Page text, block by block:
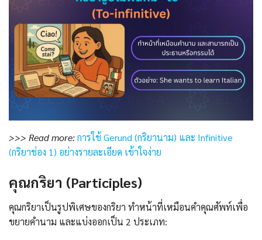
>>> Read more:การใช้ Gerund (กริยานาม) และ Infinitive
(กริยาช่อง 1) อย่างรายละเอียด เข้าใจง่าย
คุณกริยา (Participles)
คุณกริยาเป็นรูปพิเศษของกริยา ทำหน้าที่เหมือนคำคุณศัพท์เพื่อ
ขยายคำนาม และแบ่งออกเป็น 2 ประเภท: